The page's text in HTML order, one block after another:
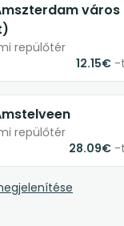
város
repülőtér
12.15€ -
repülőtér
28.09€ -